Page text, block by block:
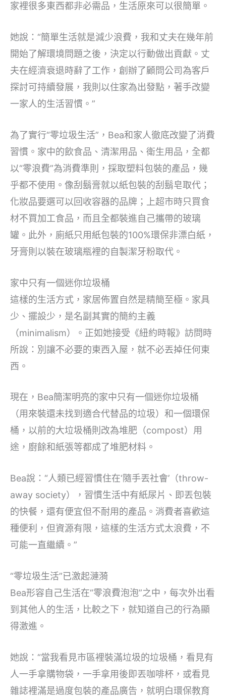
家裡很多東西都非必需品，生活原來可以很簡單。
她說：“簡單生活就是減少浪費，我和丈夫在幾年前
開始了解環境問題之後，決定以行動做出貢獻。丈
夫在經濟衰退時辭了工作，創辦了顧問公司為客戶
探討可持續發展，我則以住家為出發點，著手改變
一家人的生活習慣。”
為了實行“零垃圾生活”，Bea和家人徹底改變了消費
習慣。家中的飲食品、清潔用品、衛生用品，全都
以“零浪費”為消費準則，採取塑料包裝的產品，幾
乎都不使用。像刮鬍膏就以紙包裝的刮鬍皂取代；
化妝品要選可以回收容器的品牌；上超市時只買食
材不買加工食品，而且全都裝進自己攜帶的玻璃
罐。此外，廁紙只用紙包裝的100%環保非漂白紙，
牙膏則以裝在玻璃瓶裡的自製潔牙粉取代。
家中只有一個迷你垃圾桶
這樣的生活方式，家居佈置自然是精簡至極。家具
少、擺設少，是名副其實的簡約主義
（minimalism）。正如她接受《紐約時報》訪問時
所說：別讓不必要的東西入屋，就不必丟掉任何東
西。
現在，Bea簡潔明亮的家中只有一個迷你垃圾桶
（用來裝還未找到適合代替品的垃圾）和一個環保
桶，以前的大垃圾桶則改為堆肥（compost）用
途，廚餘和紙張等都成了堆肥材料。
Bea說：“人類已經習慣住在‘隨手丟社會’（throw-
away society），習慣生活中有紙尿片、即丟包裝
的快餐，還有便宜但不耐用的產品。消費者喜歡這
種便利，但資源有限，這樣的生活方式太浪費，不
可能一直繼續。”
“零垃圾生活”已激起漣漪
Bea形容自己生活在“零浪費泡泡”之中，每次外出看
到其他人的生活，比較之下，就知道自己的行為顯
得激進。
她說：“當我看見市區裡裝滿垃圾的垃圾桶，看見有
人一手拿購物袋，一手拿用後即丟咖啡杯，或看見
雜誌裡滿是過度包裝的產品廣告，就明白環保教育